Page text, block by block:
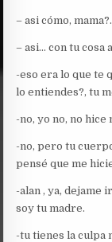
– asi cómo,
– asi… con tu cosa
-eso era lo que te
lo entiendes?, tu
-no, yo no, no hice
-no, pero tu
pensé que me
-alan , ya, dejame
soy tu madre.
-tu tienes la culpa